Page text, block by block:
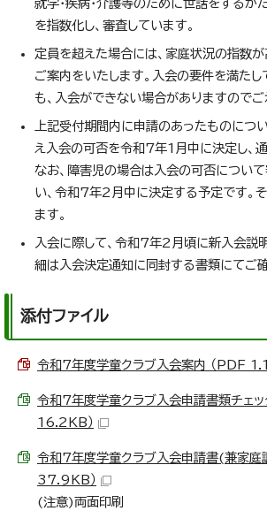
就学・疾病・介護等のために世話をするか
を指数化し、審査しています。
定員を超えた場合には、家庭状況の指数
ご案内をいたします。入会の要件を満た
も、入会ができない場合がありますのでご
上記受付期間内に申請のあったものにつ
え入会の可否を令和7年1月中に決定し、
なお、障害児の場合は入会の可否につい
い、令和7年2月中に決定する予定です。
ます。
入会に際して、令和7年2月頃に新入会説
細は入会決定通知に同封する書類にてご確
添付ファイル
令和7年度学童クラブ入会案内 （PDF
令和7年度学童クラブ入会申請書類チェッ
16.2KB）
令和7年度学童クラブ入会申請書(兼家庭
37.9KB）
(注意)両面印刷